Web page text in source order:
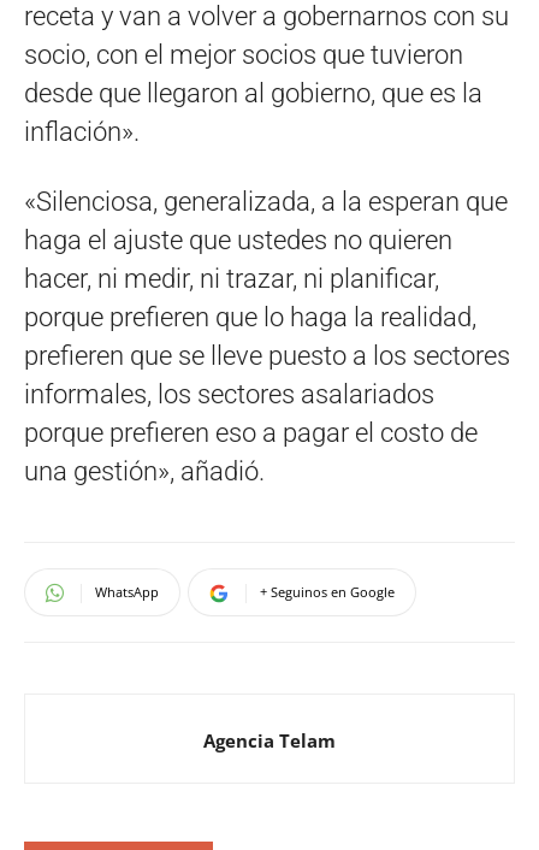
receta y van a volver a gobernarnos con su
socio, con el mejor socios que tuvieron
desde que llegaron al gobierno, que es la
inflación».
«Silenciosa, generalizada, a la esperan que
haga el ajuste que ustedes no quieren
hacer, ni medir, ni trazar, ni planificar,
porque prefieren que lo haga la realidad,
prefieren que se lleve puesto a los sectores
informales, los sectores asalariados
porque prefieren eso a pagar el costo de
una gestión», añadió.
WhatsApp + Seguinos en Google
Agencia Telam